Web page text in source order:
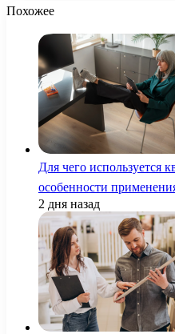
Похожее
Для чего используется
особенности
2 дня назад